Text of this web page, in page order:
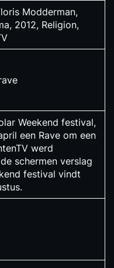
Modderman,
2012, Religion,
Weekend festival,
een Rave om een
werd
schermen verslag
festival vindt